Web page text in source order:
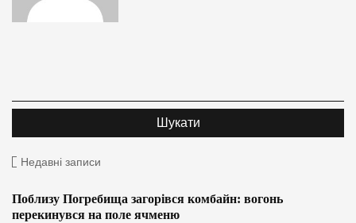
Недавні записи
Поблизу Погребища загорівся комбайн: вогонь
перекинувся на поле ячменю